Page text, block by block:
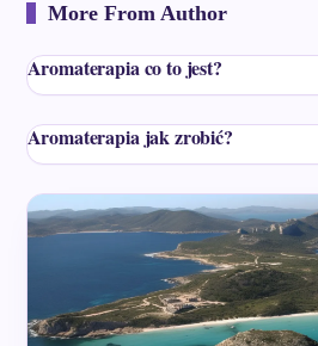
More From Author
Aromaterapia co to jest?
Aromaterapia jak zrobić?